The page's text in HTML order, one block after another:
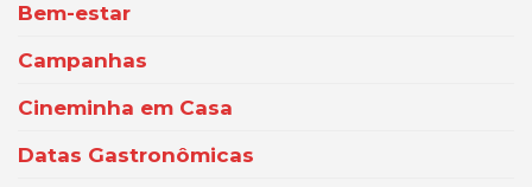
Bem-estar
Campanhas
Cineminha em Casa
Datas Gastronômicas